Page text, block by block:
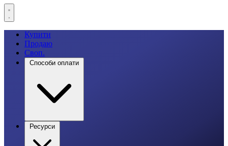
Купити
Продаю
Своп.
Способи оплати
Ресурси